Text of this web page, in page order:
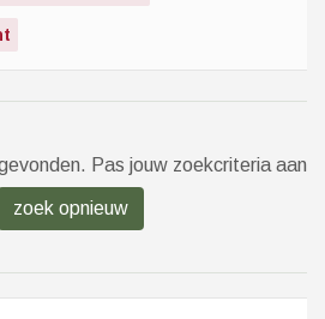
Pas jouw zoekcriteria aan
zoek opnieuw